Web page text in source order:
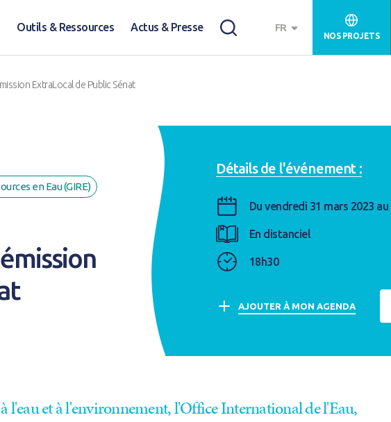
Outils & Ressources Actus & Presse FR
NOS PROJETS
ExtraLocal de Public Sénat
en Eau (GIRE)
Détails de l'événement :
Du vendredi 31 mars 2023
En distanciel
18h30
AJOUTER À MON AGENDA
l'eau et à l'environnement, l'Office International de l'Eau,